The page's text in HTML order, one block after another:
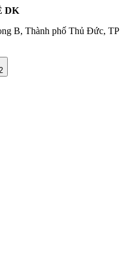
DK
B, Thành phố Thủ Đức, TP